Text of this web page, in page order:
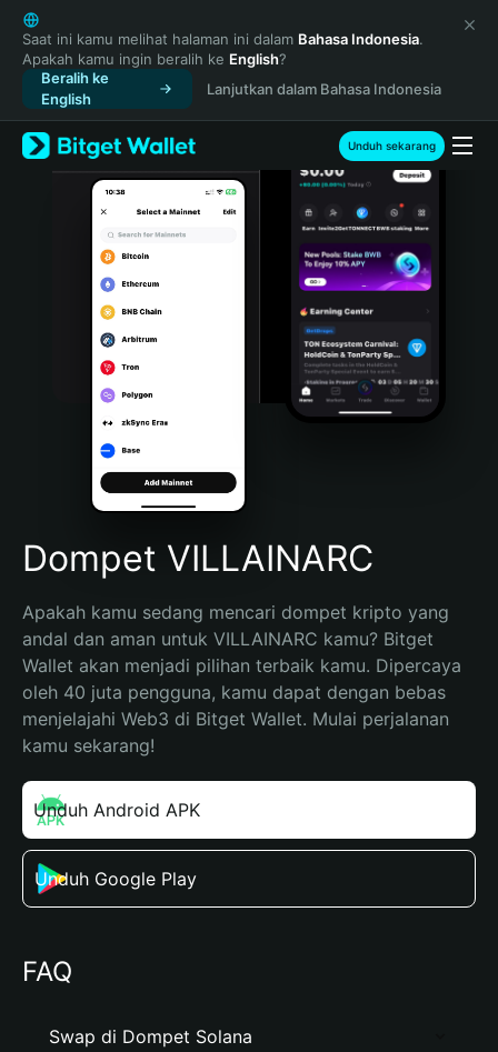
English
日本語
Tiếng Việt
Русский
Español (Latinoamérica)
Türkçe
Italiano
Português (Portugal)
Bahasa Indonesia
Português (Brasil)
Español (Argentina)
Saat ini kamu melihat halaman ini dalam Bahasa Indonesia.
Apakah kamu ingin beralih ke English?
Beralih ke
English
Lanjutkan dalam Bahasa Indonesia
Unduh sekarang
Dompet VILLAINARC
Apakah kamu sedang mencari dompet kripto yang
andal dan aman untuk VILLAINARC kamu? Bitget
Wallet akan menjadi pilihan terbaik kamu. Dipercaya
oleh 40 juta pengguna, kamu dapat dengan bebas
menjelajahi Web3 di Bitget Wallet. Mulai perjalanan
kamu sekarang!
Unduh Android APK
Unduh Google Play
FAQ
Swap di Dompet Solana